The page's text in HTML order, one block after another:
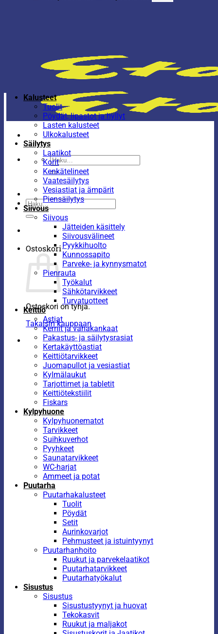
Etsi:
Etsi:
Ostoskori
Ostoskori on tyhjä.
Takaisin kauppaan
Kalusteet
Tuolit
Pöydät, lipastot ja hyllyt
Lasten kalusteet
Ulkokalusteet
Säilytys
Laatikot
Korit
Kenkätelineet
Vaatesäilytys
Vesiastiat ja ämpärit
Piensäilytys
Siivous
Siivous
Jätteiden käsittely
Siivousvälineet
Pyykkihuolto
Kunnossapito
Parveke- ja kynnysmatot
Pienrauta
Työkalut
Sähkötarvikkeet
Turvatuotteet
Keittiö
Astiat
Kernit ja vahakankaat
Pakastus- ja säilytysrasiat
Kertakäyttöastiat
Keittiötarvikkeet
Juomapullot ja vesiastiat
Kylmälaukut
Tarjottimet ja tabletit
Keittiötekstiilit
Fiskars
Kylpyhuone
Kylpyhuonematot
Tarvikkeet
Suihkuverhot
Pyyhkeet
Saunatarvikkeet
WC-harjat
Ammeet ja potat
Puutarha
Puutarhakalusteet
Tuolit
Pöydät
Setit
Aurinkovarjot
Pehmusteet ja istuintyynyt
Puutarhanhoito
Ruukut ja parvekelaatikot
Puutarhatarvikkeet
Puutarhatyökalut
Sisustus
Sisustus
Sisustustyynyt ja huovat
Tekokasvit
Ruukut ja maljakot